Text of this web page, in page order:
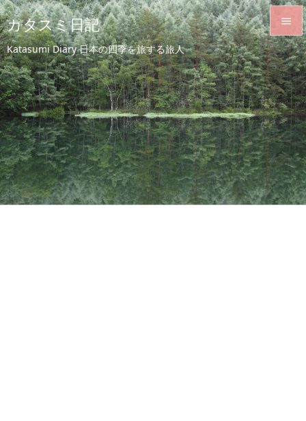
カタスミ日記
Katasumi Diary 日本の四季を旅する旅人


メニュ

サイド

前へ

次へ

検索